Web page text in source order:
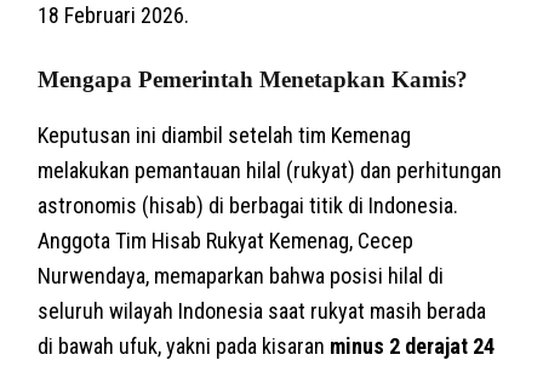
18 Februari 2026.
Mengapa Pemerintah Menetapkan Kamis?
Keputusan ini diambil setelah tim Kemenag
melakukan pemantauan hilal (rukyat) dan perhitungan
astronomis (hisab) di berbagai titik di Indonesia.
Anggota Tim Hisab Rukyat Kemenag, Cecep
Nurwendaya, memaparkan bahwa posisi hilal di
seluruh wilayah Indonesia saat rukyat masih berada
di bawah ufuk, yakni pada kisaran minus 2 derajat 24